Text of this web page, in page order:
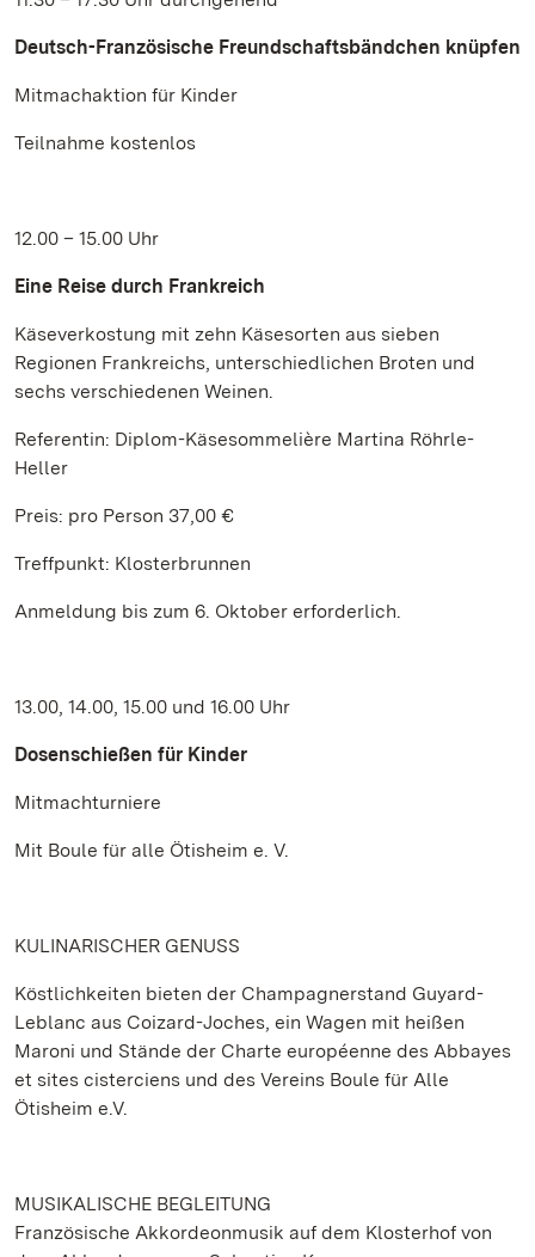
Deutsch-Französische Freundschaftsbändchen knüpfen
Mitmachaktion für Kinder
Teilnahme kostenlos
12.00 – 15.00 Uhr
Eine Reise durch Frankreich
Käseverkostung mit zehn Käsesorten aus sieben
Regionen Frankreichs, unterschiedlichen Broten und
sechs verschiedenen Weinen.
Referentin: Diplom-Käsesommelière Martina Röhrle-
Heller
Preis: pro Person 37,00 €
Treffpunkt: Klosterbrunnen
Anmeldung bis zum 6. Oktober erforderlich.
13.00, 14.00, 15.00 und 16.00 Uhr
Dosenschießen für Kinder
Mitmachturniere
Mit Boule für alle Ötisheim e. V.
KULINARISCHER GENUSS
Köstlichkeiten bieten der Champagnerstand Guyard-
Leblanc aus Coizard-Joches, ein Wagen mit heißen
Maroni und Stände der Charte européenne des Abbayes
et sites cisterciens und des Vereins Boule für Alle
Ötisheim e.V.
MUSIKALISCHE BEGLEITUNG
Französische Akkordeonmusik auf dem Klosterhof von